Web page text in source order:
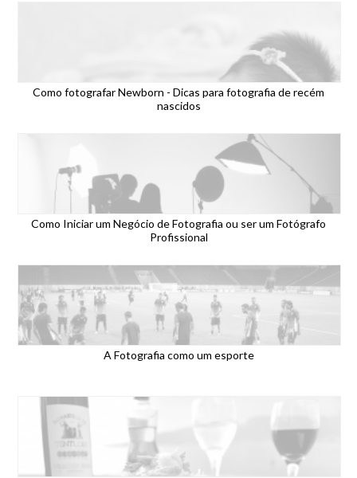
Como fotografar Newborn - Dicas para fotografia de recém
nascidos
Como Iniciar um Negócio de Fotografia ou ser um Fotógrafo
Profissional
A Fotografia como um esporte